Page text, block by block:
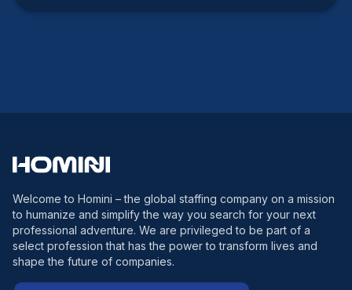
Welcome to Homini – the global staffing company on a mission
to humanize and simplify the way you search for your next
professional adventure. We are privileged to be part of a
select profession that has the power to transform lives and
shape the future of companies.